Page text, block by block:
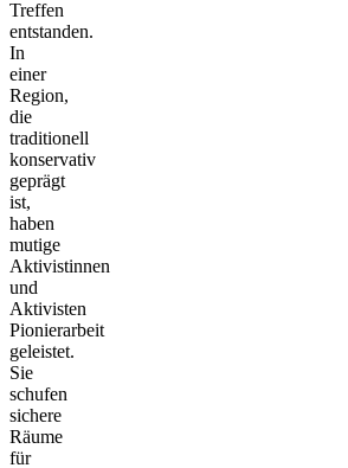
Treffen
entstanden.
In
einer
Region,
die
traditionell
konservativ
geprägt
ist,
haben
mutige
Aktivistinnen
und
Aktivisten
Pionierarbeit
geleistet.
Sie
schufen
sichere
Räume
für